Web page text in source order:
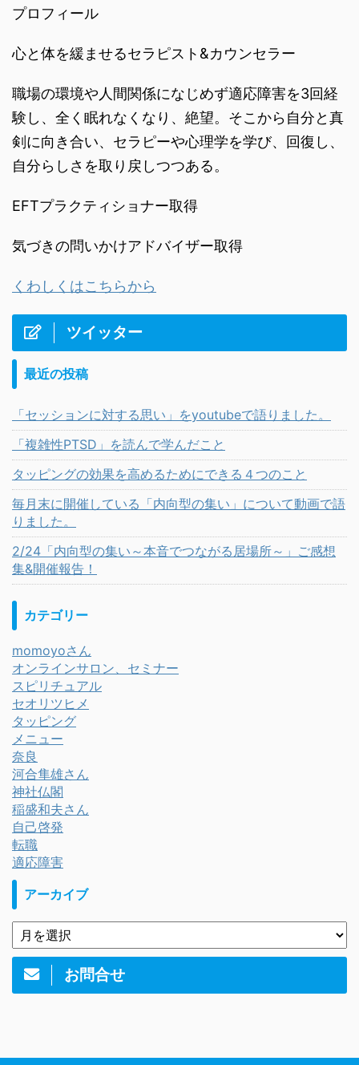
プロフィール
心と体を緩ませるセラピスト&カウンセラー
職場の環境や人間関係になじめず適応障害を3回経
験し、全く眠れなくなり、絶望。そこから自分と真
剣に向き合い、セラピーや心理学を学び、回復し、
自分らしさを取り戻しつつある。
EFTプラクティショナー取得
気づきの問いかけアドバイザー取得
くわしくはこちらから
ツイッター
最近の投稿
「セッションに対する思い」をyoutubeで語りました。
「複雑性PTSD」を読んで学んだこと
タッピングの効果を高めるためにできる４つのこと
毎月末に開催している「内向型の集い」について動画で語
りました。
2/24「内向型の集い～本音でつながる居場所～」ご感想
集&開催報告！
カテゴリー
momoyoさん
オンラインサロン、セミナー
スピリチュアル
セオリツヒメ
タッピング
メニュー
奈良
河合隼雄さん
神社仏閣
稲盛和夫さん
自己啓発
転職
適応障害
アーカイブ
お問合せ